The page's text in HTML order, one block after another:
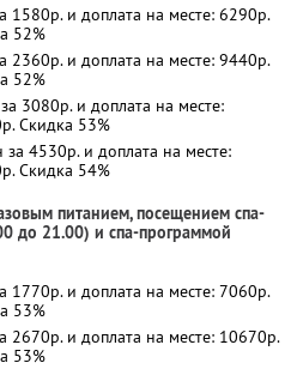
1580р. и доплата на месте: 6290р.
52%
2360р. и доплата на месте: 9440р.
52%
3080р. и доплата на месте:
Скидка 53%
4530р. и доплата на месте:
Скидка 54%
питанием, посещением спа-
до 21.00) и спа-программой
1770р. и доплата на месте: 7060р.
53%
2670р. и доплата на месте: 10670р.
53%